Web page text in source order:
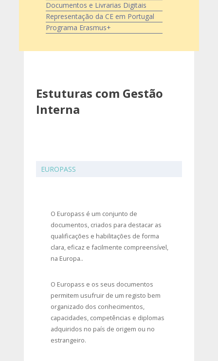
Documentos e Livrarias Digitais
Representação da CE em Portugal
Programa Erasmus+
Estuturas com Gestão
Interna
EUROPASS
O Europass é um conjunto de
documentos, criados para destacar as
qualificações e habilitações de forma
clara, eficaz e facilmente compreensível,
na Europa..
O Europass e os seus documentos
permitem usufruir de um registo bem
organizado dos conhecimentos,
capacidades, competências e diplomas
adquiridos no país de origem ou no
estrangeiro.